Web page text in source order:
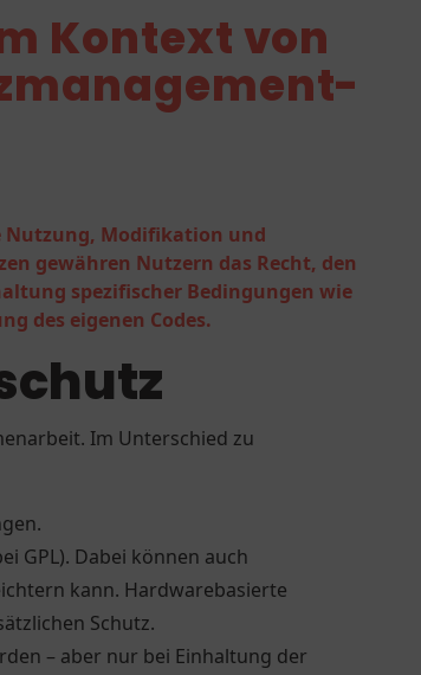
Kontext von
Nutzung, Modifikation und
gewähren Nutzern das Recht, den
spezifischer Bedingungen wie
des eigenen Codes.
Im Unterschied zu
GPL). Dabei können auch
kann. Hardwarebasierte
Schutz.
– aber nur bei Einhaltung der